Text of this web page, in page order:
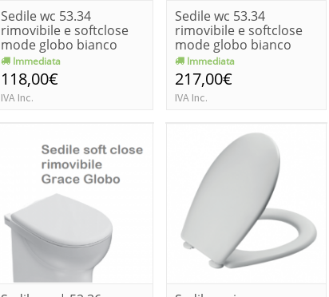
Sedile wc 53.34
rimovibile e softclose
mode globo bianco
Immediata
118,00€
IVA Inc.
Sedile wc 53.34
rimovibile e softclose
mode globo bianco
opaco
Immediata
217,00€
IVA Inc.